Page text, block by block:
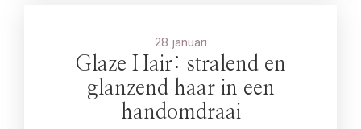
28 januari
Glaze Hair: stralend en
glanzend haar in een
handomdraai